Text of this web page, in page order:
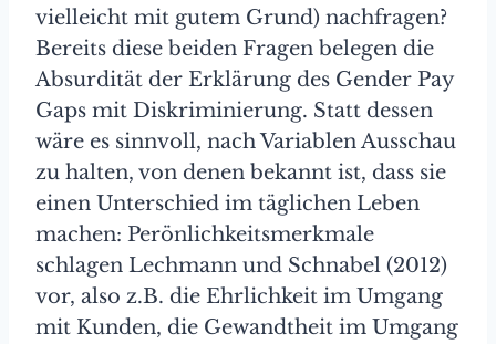
vielleicht mit gutem Grund) nachfragen?
Bereits diese beiden Fragen belegen die
Absurdität der Erklärung des Gender Pay
Gaps mit Diskriminierung. Statt dessen
wäre es sinnvoll, nach Variablen Ausschau
zu halten, von denen bekannt ist, dass sie
einen Unterschied im täglichen Leben
machen: Perönlichkeitsmerkmale
schlagen Lechmann und Schnabel (2012)
vor, also z.B. die Ehrlichkeit im Umgang
mit Kunden, die Gewandtheit im Umgang